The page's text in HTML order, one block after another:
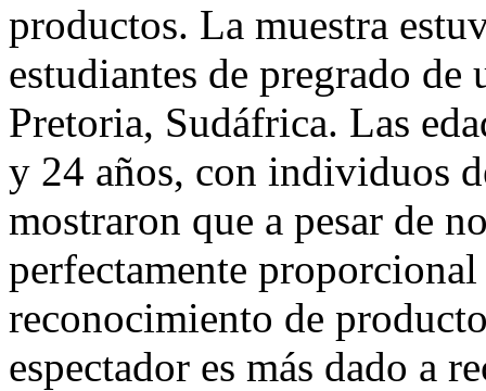
productos. La muestra
estudiantes de pregrado
Pretoria, Sudáfrica. Las
y 24 años, con individuos
mostraron que a pesar de
perfectamente
reconocimiento de
espectador es más dado a